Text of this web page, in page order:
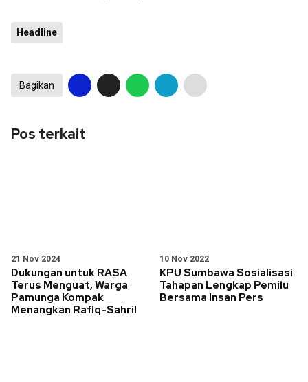
Headline
Bagikan
Pos terkait
21 Nov 2024
Dukungan untuk RASA
Terus Menguat, Warga
Pamunga Kompak
Menangkan Rafiq-Sahril
10 Nov 2022
KPU Sumbawa Sosialisasi
Tahapan Lengkap Pemilu
Bersama Insan Pers